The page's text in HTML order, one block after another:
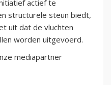
actief te
structurele steun biedt,
uit dat de vluchten
worden uitgevoerd.
mediapartner